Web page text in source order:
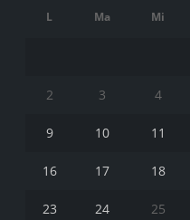
L Ma Mi
2 3 4
9 10 11
16 17 18
23 24 25